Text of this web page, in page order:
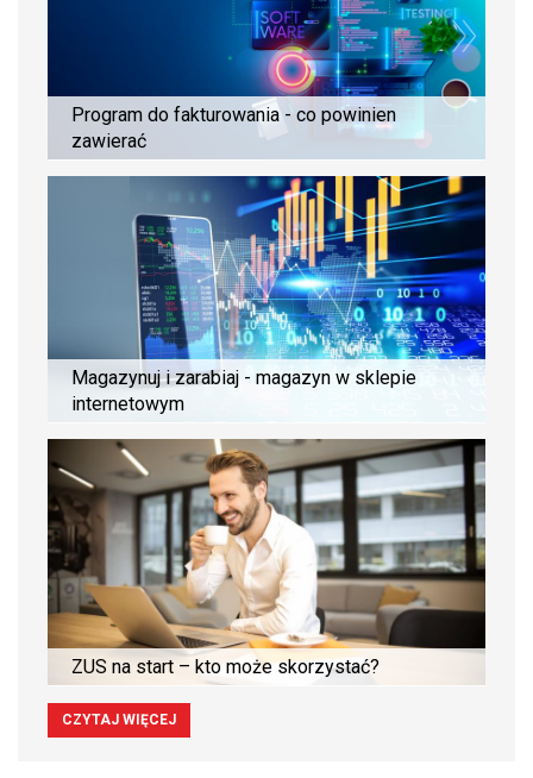
Program do fakturowania - co powinien
zawierać
Magazynuj i zarabiaj - magazyn w sklepie
internetowym
ZUS na start – kto może skorzystać?
CZYTAJ WIĘCEJ